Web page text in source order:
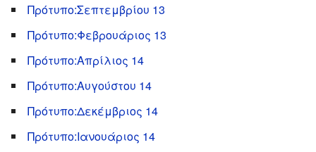
Πρότυπο:Σεπτεμβρίου 13
Πρότυπο:Φεβρουάριος 13
Πρότυπο:Απρίλιος 14
Πρότυπο:Αυγούστου 14
Πρότυπο:Δεκέμβριος 14
Πρότυπο:Ιανουάριος 14